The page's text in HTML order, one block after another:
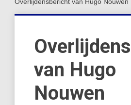
van Hugo
Nouwen